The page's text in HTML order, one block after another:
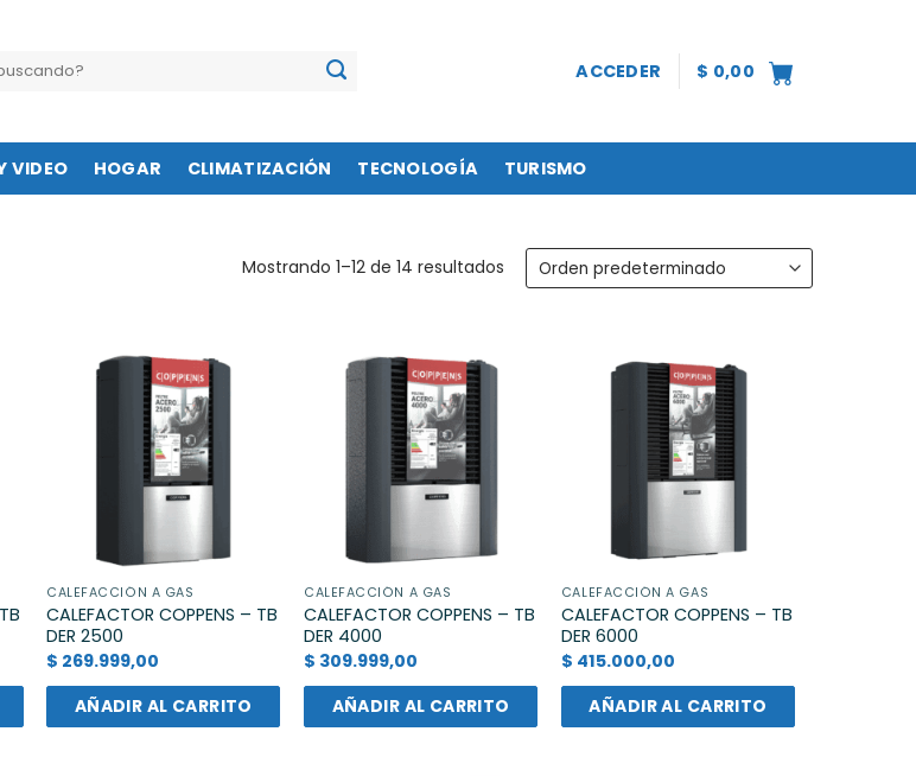
ACCEDER $ 0,00
VIDEO HOGAR CLIMATIZACIÓN TECNOLOGÍA TURISMO
Mostrando 1–12 de 14 resultados
CALEFACCIÓN A GAS
CALEFACTOR COPPENS – TB
DER 2500
$ 269.999,00
AÑADIR AL CARRITO
CALEFACCIÓN A GAS
CALEFACTOR COPPENS – TB
DER 4000
$ 309.999,00
AÑADIR AL CARRITO
CALEFACCIÓN A GAS
CALEFACTOR COPPENS – TB
DER 6000
$ 415.000,00
AÑADIR AL CARRITO